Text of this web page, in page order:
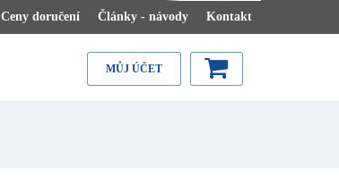
Ceny doručení Články - návody Kontakt
MŮJ ÚČET